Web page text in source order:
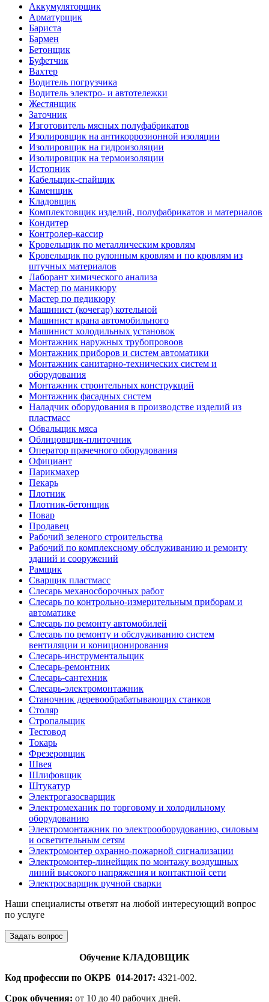
Аккумуляторщик
Арматурщик
Бариста
Бармен
Бетонщик
Буфетчик
Вахтер
Водитель погрузчика
Водитель электро- и автотележки
Жестянщик
Заточник
Изготовитель мясных полуфабрикатов
Изолировщик на антикоррозионной изоляции
Изолировщик на гидроизоляции
Изолировщик на термоизоляции
Истопник
Кабельщик-спайщик
Каменщик
Кладовщик
Комплектовщик изделий, полуфабрикатов и материалов
Кондитер
Контролер-кассир
Кровельщик по металлическим кровлям
Кровельщик по рулонным кровлям и по кровлям из
штучных материалов
Лаборант химического анализа
Мастер по маникюру
Мастер по педикюру
Машинист (кочегар) котельной
Машинист крана автомобильного
Машинист холодильных установок
Монтажник наружных трубопровоов
Монтажник приборов и систем автоматики
Монтажник санитарно-технических систем и
оборудования
Монтажник строительных конструкций
Монтажник фасадных систем
Наладчик оборудования в производстве изделий из
пластмасс
Обвальщик мяса
Облицовщик-плиточник
Оператор прачечного оборудования
Официант
Парикмахер
Пекарь
Плотник
Плотник-бетонщик
Повар
Продавец
Рабочий зеленого строительства
Рабочий по комплексному обслуживанию и ремонту
зданий и сооружений
Рамщик
Сварщик пластмасс
Слесарь механосборочных работ
Слесарь по контрольно-измерительным приборам и
автоматике
Слесарь по ремонту автомобилей
Слесарь по ремонту и обслуживанию систем
вентиляции и кониционирования
Слесарь-инструментальщик
Слесарь-ремонтник
Слесарь-сантехник
Слесарь-электромонтажник
Станочник деревообрабатывающих станков
Столяр
Стропальщик
Тестовод
Токарь
Фрезеровщик
Швея
Шлифовщик
Штукатур
Электрогазосварщик
Электромеханик по торговому и холодильному
оборудованию
Электромонтажник по электрооборудованию, силовым
и осветительным сетям
Электромонтер охранно-пожарной сигнализации
Электромонтер-линейщик по монтажу воздушных
линий высокого напряжения и контактной сети
Электросварщик ручной сварки
Наши специалисты ответят на любой интересующий вопрос
по услуге
Задать вопрос
Обучение КЛАДОВЩИК
Код профессии по ОКРБ 014-2017: 4321-002.
Срок обучения: от 10 до 40 рабочих дней.